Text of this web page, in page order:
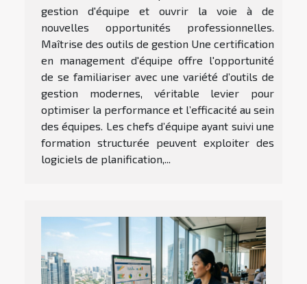
gestion d'équipe et ouvrir la voie à de
nouvelles opportunités professionnelles.
Maîtrise des outils de gestion Une certification
en management d'équipe offre l'opportunité
de se familiariser avec une variété d’outils de
gestion modernes, véritable levier pour
optimiser la performance et l’efficacité au sein
des équipes. Les chefs d’équipe ayant suivi une
formation structurée peuvent exploiter des
logiciels de planification,...